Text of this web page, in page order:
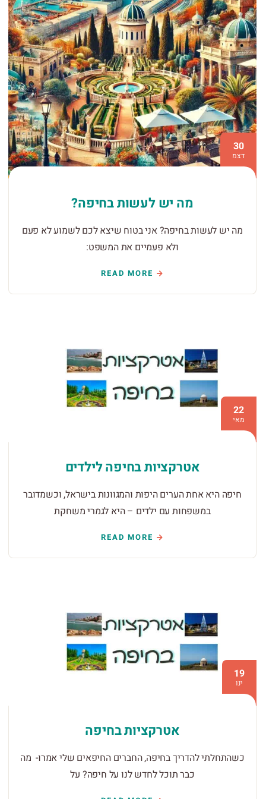
30
דצמ
מה יש לעשות בחיפה?
מה יש לעשות בחיפה? אני בטוח שיצא לכם לשמוע לא פעם
ולא פעמיים את המשפט:
READ MORE
22
מאי
אטרקציות בחיפה לילדים
חיפה היא אחת הערים היפות והמגוונות בישראל, וכשמדובר
במשפחות עם ילדים – היא לגמרי משחקת
READ MORE
19
ינו
אטרקציות בחיפה
כשהתחלתי להדריך בחיפה, החברים החיפאים שלי אמרו- מה
כבר תוכל לחדש לנו על חיפה? על